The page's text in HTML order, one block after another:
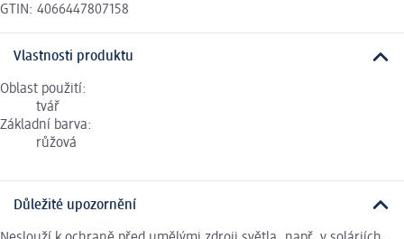
GTIN: 4066447807158
Vlastnosti produktu
Oblast použití:
tvář
Základní barva:
růžová
Důležité upozornění